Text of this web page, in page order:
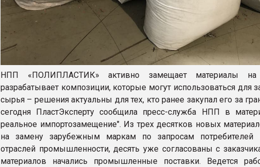
НПП «ПОЛИПЛАСТИК» активно замещает материалы
разрабатывает композиции, которые могут использоваться для
сырья – решения актуальны для тех, кто ранее закупал его за
сегодня ПластЭксперту сообщила пресс-служба НПП в
реальное импортозамещение". Из трех десятков новых
на замену зарубежным маркам по запросам потребителей
отраслей промышленности, десять уже согласованы с
материалов начались промышленные поставки. Ведется